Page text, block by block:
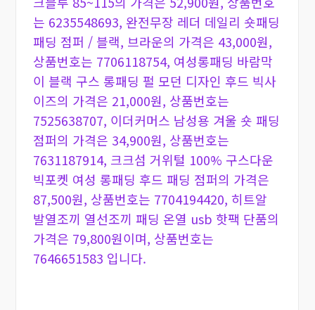
는 6235548693, 완전무장 레더 데일리 숏패딩
패딩 점퍼 / 블랙, 브라운의 가격은 43,000원,
상품번호는 7706118754, 여성롱패딩 바람막
이 블랙 구스 롱패딩 펄 모던 디자인 후드 빅사
이즈의 가격은 21,000원, 상품번호는
7525638707, 이더커머스 남성용 겨울 숏 패딩
점퍼의 가격은 34,900원, 상품번호는
7631187914, 크크섬 거위털 100% 구스다운
빅포켓 여성 롱패딩 후드 패딩 점퍼의 가격은
87,500원, 상품번호는 7704194420, 히트알
발열조끼 열선조끼 패딩 온열 usb 핫팩 단품의
가격은 79,800원이며, 상품번호는
7646651583 입니다.